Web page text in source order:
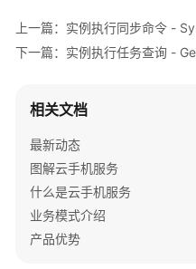
授
权
附
SDK
参
考
上一篇：实例执行同步命令 -
下一篇：实例执行任务查询 -
相关文档
最新动态
图解云手机服务
什么是云手机服务
业务模式介绍
产品优势